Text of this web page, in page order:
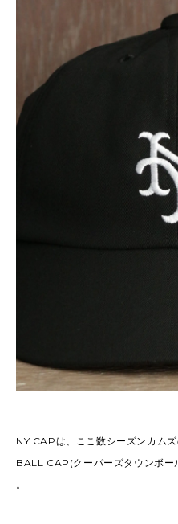
NY CAPは、ここ数シーズンカム
BALL CAP(クーパーズタウンボー
。